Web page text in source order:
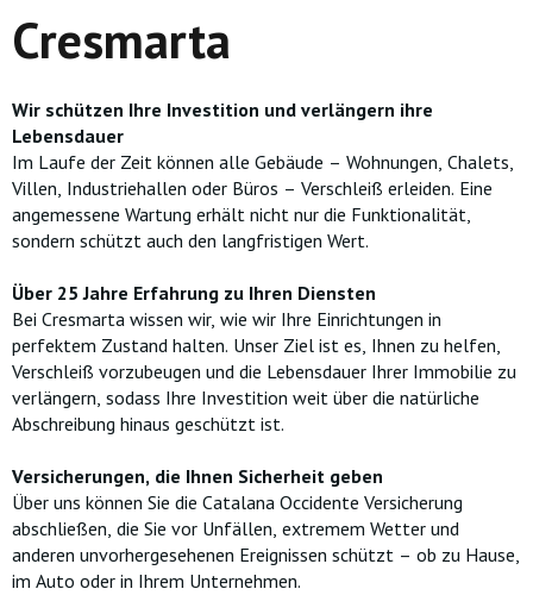
Cresmarta
Wir schützen Ihre Investition und verlängern ihre
Lebensdauer
Im Laufe der Zeit können alle Gebäude – Wohnungen, Chalets,
Villen, Industriehallen oder Büros – Verschleiß erleiden. Eine
angemessene Wartung erhält nicht nur die Funktionalität,
sondern schützt auch den langfristigen Wert.
Über 25 Jahre Erfahrung zu Ihren Diensten
Bei Cresmarta wissen wir, wie wir Ihre Einrichtungen in
perfektem Zustand halten. Unser Ziel ist es, Ihnen zu helfen,
Verschleiß vorzubeugen und die Lebensdauer Ihrer Immobilie zu
verlängern, sodass Ihre Investition weit über die natürliche
Abschreibung hinaus geschützt ist.
Versicherungen, die Ihnen Sicherheit geben
Über uns können Sie die Catalana Occidente Versicherung
abschließen, die Sie vor Unfällen, extremem Wetter und
anderen unvorhergesehenen Ereignissen schützt – ob zu Hause,
im Auto oder in Ihrem Unternehmen.